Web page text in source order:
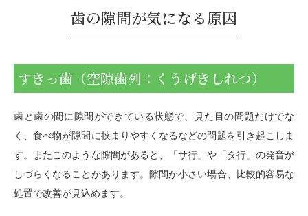
歯の隙間が気になる原因
すきっ歯（空隙歯列：くうげきしれつ）
歯と歯の間に隙間ができている状態で、見た目の問題だけでな
く、食べ物が隙間に挟まりやすくなるなどの問題を引き起こしま
す。またこのような隙間があると、「サ行」や「タ行」の発音が
しづらくなることがあります。隙間が小さい場合、比較的容易な
処置で改善が見込めます。